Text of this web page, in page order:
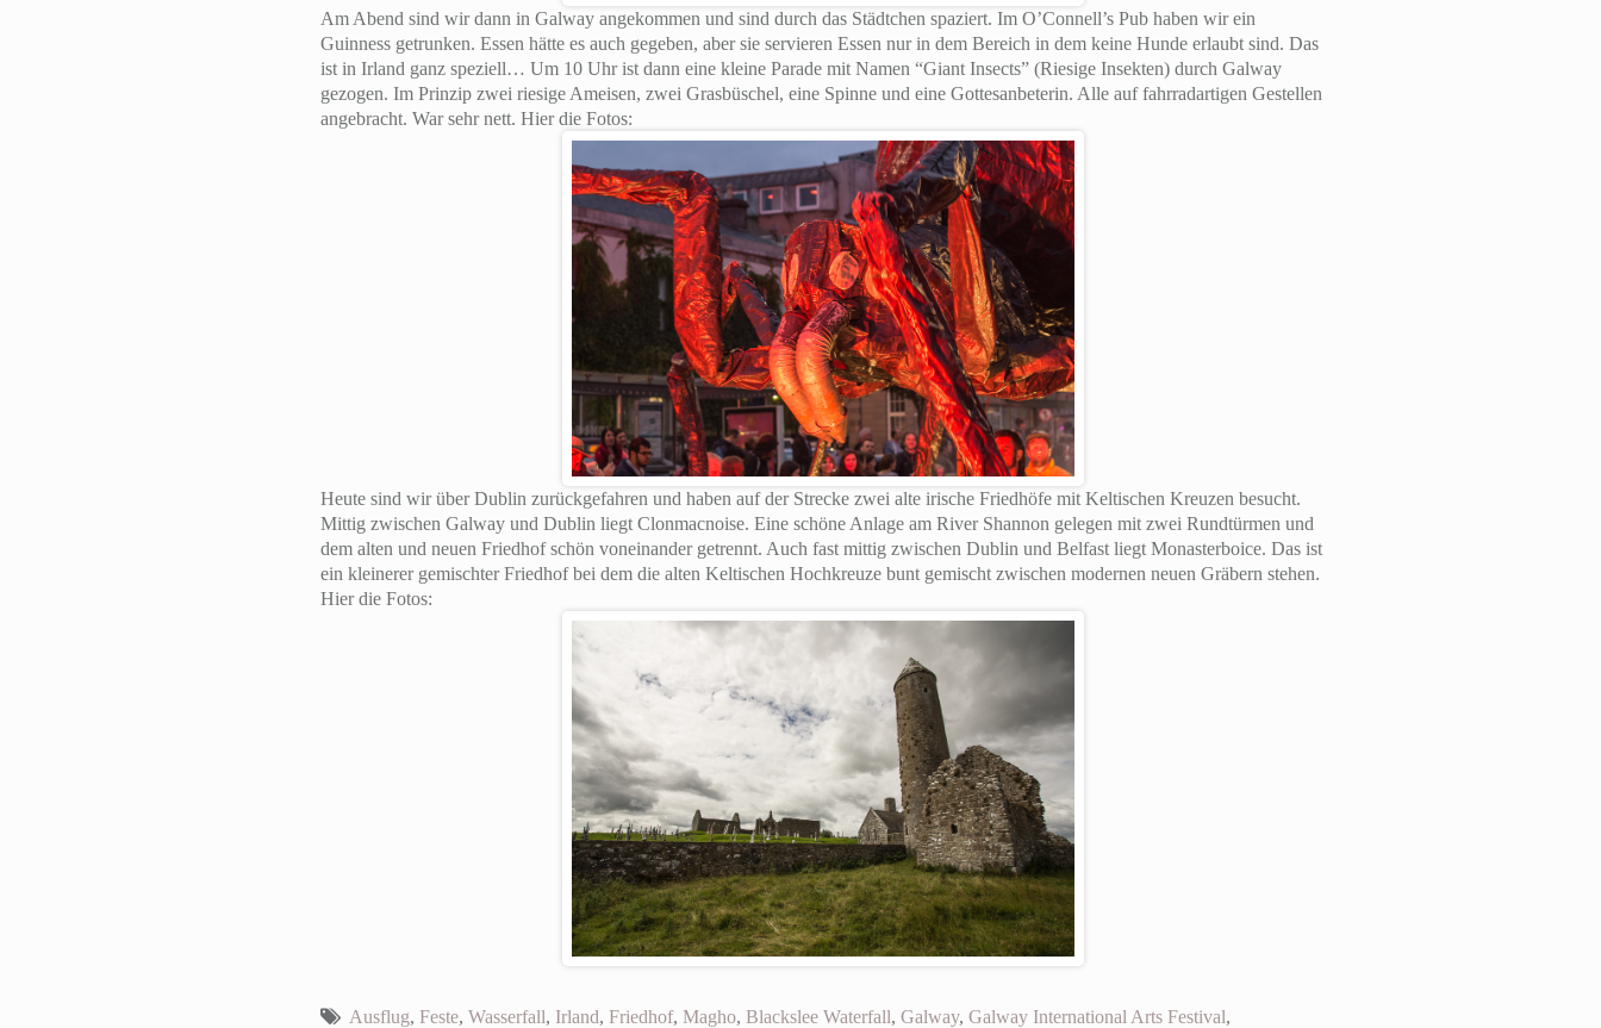
Am Abend sind wir dann in Galway angekommen und sind durch das Städtchen spaziert. Im O’Connell’s Pub haben wir ein
Guinness getrunken. Essen hätte es auch gegeben, aber sie servieren Essen nur in dem Bereich in dem keine Hunde erlaubt sind. Das
ist in Irland ganz speziell… Um 10 Uhr ist dann eine kleine Parade mit Namen “Giant Insects” (Riesige Insekten) durch Galway
gezogen. Im Prinzip zwei riesige Ameisen, zwei Grasbüschel, eine Spinne und eine Gottesanbeterin. Alle auf fahrradartigen Gestellen
angebracht. War sehr nett. Hier die Fotos:
Heute sind wir über Dublin zurückgefahren und haben auf der Strecke zwei alte irische Friedhöfe mit Keltischen Kreuzen besucht.
Mittig zwischen Galway und Dublin liegt Clonmacnoise. Eine schöne Anlage am River Shannon gelegen mit zwei Rundtürmen und
dem alten und neuen Friedhof schön voneinander getrennt. Auch fast mittig zwischen Dublin und Belfast liegt Monasterboice. Das ist
ein kleinerer gemischter Friedhof bei dem die alten Keltischen Hochkreuze bunt gemischt zwischen modernen neuen Gräbern stehen.
Hier die Fotos:
Ausflug, Feste, Wasserfall, Irland, Friedhof, Magho, Blackslee Waterfall, Galway, Galway International Arts Festival,